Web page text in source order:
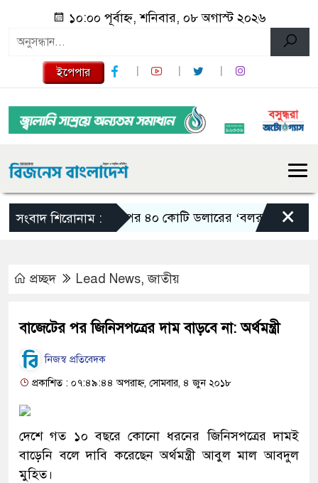
১০:০০ পূর্বাহ্ন, শনিবার, ০৮ অগাস্ট ২০২৬
ইপেপার
সংবাদ শিরোনাম :ট্রাম্পের ৪০ কোটি ডলারের ‘বলরুম প্রকল্প’
×
প্রচ্ছদ Lead News,জাতীয়
বাজেটের পর জিনিসপত্রের দাম বাড়বে না: অর্থমন্ত্রী
নিজস্ব প্রতিবেদক
প্রকাশিত : ০৭:৪৯:৪৪ অপরাহ্ন, সোমবার, ৪ জুন ২০১৮
দেশে গত ১০ বছরে কোনো ধরনের জিনিসপত্রের দামই
বাড়েনি বলে দাবি করেছেন অর্থমন্ত্রী আবুল মাল আবদুল
মুহিত।